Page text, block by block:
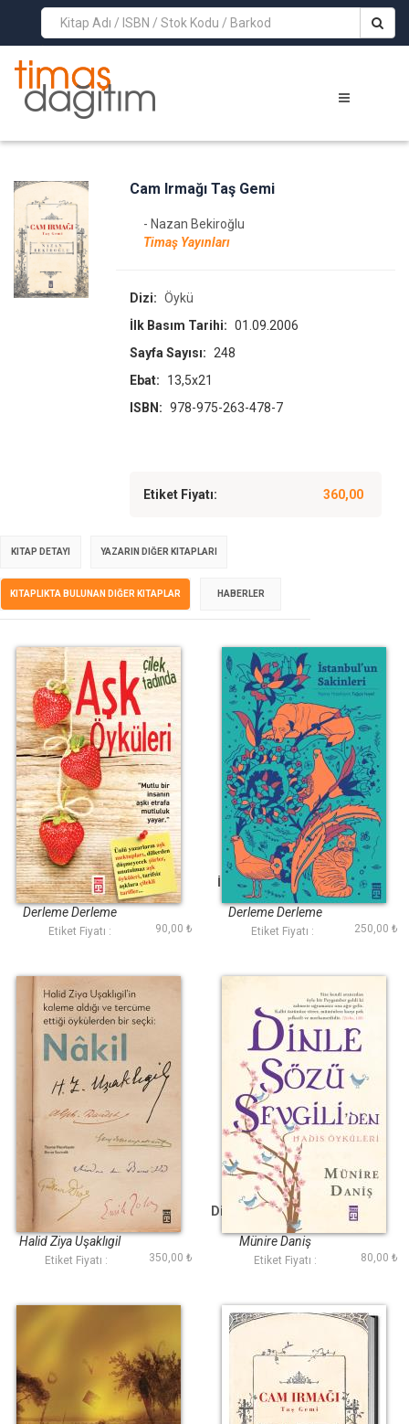
>
Cam Irmağı Taş Gemi
- Nazan Bekiroğlu
Timaş Yayınları
Dizi: Öykü
İlk Basım Tarihi: 01.09.2006
Sayfa Sayısı:
248
Ebat:
13,5x21
ISBN: 978-975-263-478-7
Etiket Fiyatı: 360,00
KITAP DETAYI YAZARIN DIĞER KITAPLARI
KITAPLIKTA BULUNAN DIĞER KITAPLAR HABERLER
Çilek Tadında Aşk
Öyküleri
Derleme Derleme
Etiket Fiyatı : 90,00 ₺
İstanbulun Sakinleri
Derleme Derleme
Etiket Fiyatı : 250,00 ₺
Nakil
Halid Ziya Uşaklıgil
Etiket Fiyatı : 350,00 ₺
Dinle Sözü Sevgiliden
Münire Daniş
Etiket Fiyatı : 80,00 ₺